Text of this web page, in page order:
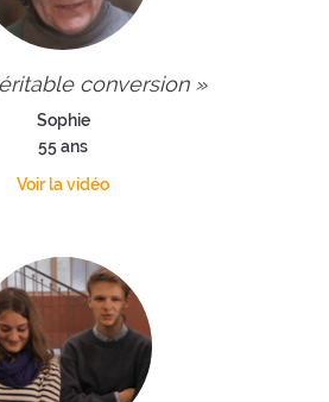
conversion »
Sophie
55 ans
Voir la vidéo